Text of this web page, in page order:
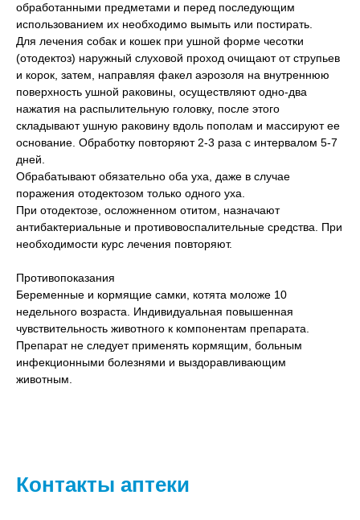
обработанными предметами и перед последующим
использованием их необходимо вымыть или постирать.
Для лечения собак и кошек при ушной форме чесотки
(отодектоз) наружный слуховой проход очищают от струпьев
и корок, затем, направляя факел аэрозоля на внутреннюю
поверхность ушной раковины, осуществляют одно-два
нажатия на распылительную головку, после этого
складывают ушную раковину вдоль пополам и массируют ее
основание. Обработку повторяют 2-3 раза с интервалом 5-7
дней.
Обрабатывают обязательно оба уха, даже в случае
поражения отодектозом только одного уха.
При отодектозе, осложненном отитом, назначают
антибактериальные и противовоспалительные средства. При
необходимости курс лечения повторяют.
Противопоказания
Беременные и кормящие самки, котята моложе 10
недельного возраста. Индивидуальная повышенная
чувствительность животного к компонентам препарата.
Препарат не следует применять кормящим, больным
инфекционными болезнями и выздоравливающим
животным.
Контакты аптеки